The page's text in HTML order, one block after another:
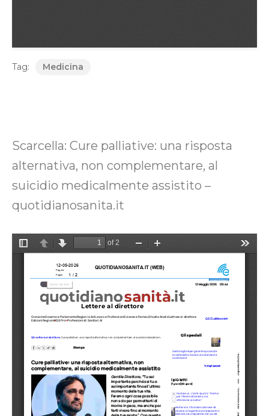
Tag: Medicina
Scarcella: Cure palliative: una risposta
alternativa, non complementare, al
suicidio medicalmente assistito –
quotidianosanita.it